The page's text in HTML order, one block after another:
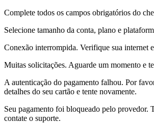
Complete todos os campos obrigatórios do
Selecione tamanho da conta, plano e
Conexão interrompida. Verifique sua internet
Muitas solicitações. Aguarde um momento e
A autenticação do pagamento falhou. Por
detalhes do seu cartão e tente novamente.
Seu pagamento foi bloqueado pelo provedor.
contate o suporte.